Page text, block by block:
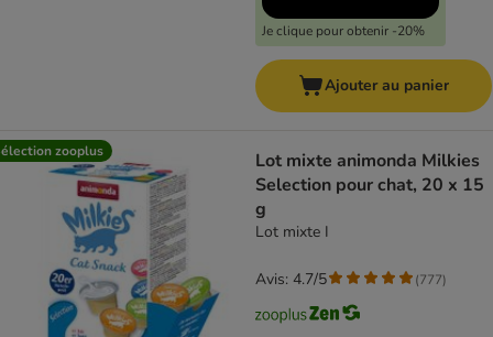
Je clique pour obtenir -20%
Ajouter au panier
zooplus
Lot mixte animonda Milkies
Selection pour chat, 20 x 15
g
Lot mixte I
Avis: 4.7/5 (777)